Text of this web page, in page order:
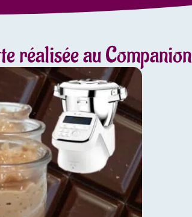
réalisée au Companion